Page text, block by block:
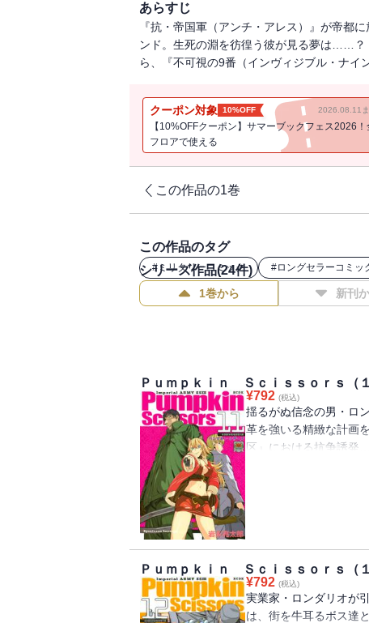
あらすじ
『抗・帝国軍（アンチ・アレス）』が帝都
ンド。生死の淵を彷徨う彼が見る夢は……
ら、『不可視の9番（インヴィジブル・ナイ
クーポン対象 10%OFF 2026.08.11
【10%OFFクーポン】サマーブックフェス2026！
フロアで使える
この作品の1巻
この作品のタグ
# ミリタリーコミック #ロングセラーコミッ
シリーズ作品(24件)
1巻から 新刊
Ｐｕｍｐｋｉｎ Ｓｃｉｓｓｏｒｓ（１
¥792 (税込)
揺るがぬ信念の男・ロ
革を強いる精緻な計画
区』における抗争誘発
民たちが計画を阻む！
Ｐｕｍｐｋｉｎ Ｓｃｉｓｓｏｒｓ（１
¥792 (税込)
実業家・ロンダリオが
は、街を牛耳るボス達